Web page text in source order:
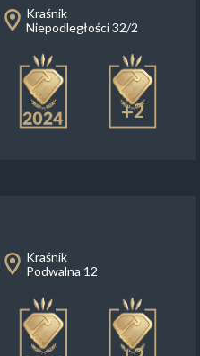
Kraśnik
Niepodległości 32/2
+2
Kraśnik
Podwalna 12